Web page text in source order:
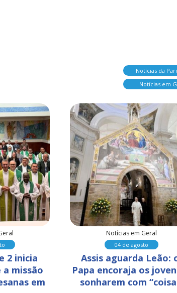
Notícias da
Notícias em
2 inicia
missão
em
Notícias em Geral
04 de agosto
Assis aguarda Leão:
Papa encoraja os
sonharem com